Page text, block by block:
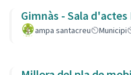
Gimnàs - Sala d'actes
ampa santacreu Municipi